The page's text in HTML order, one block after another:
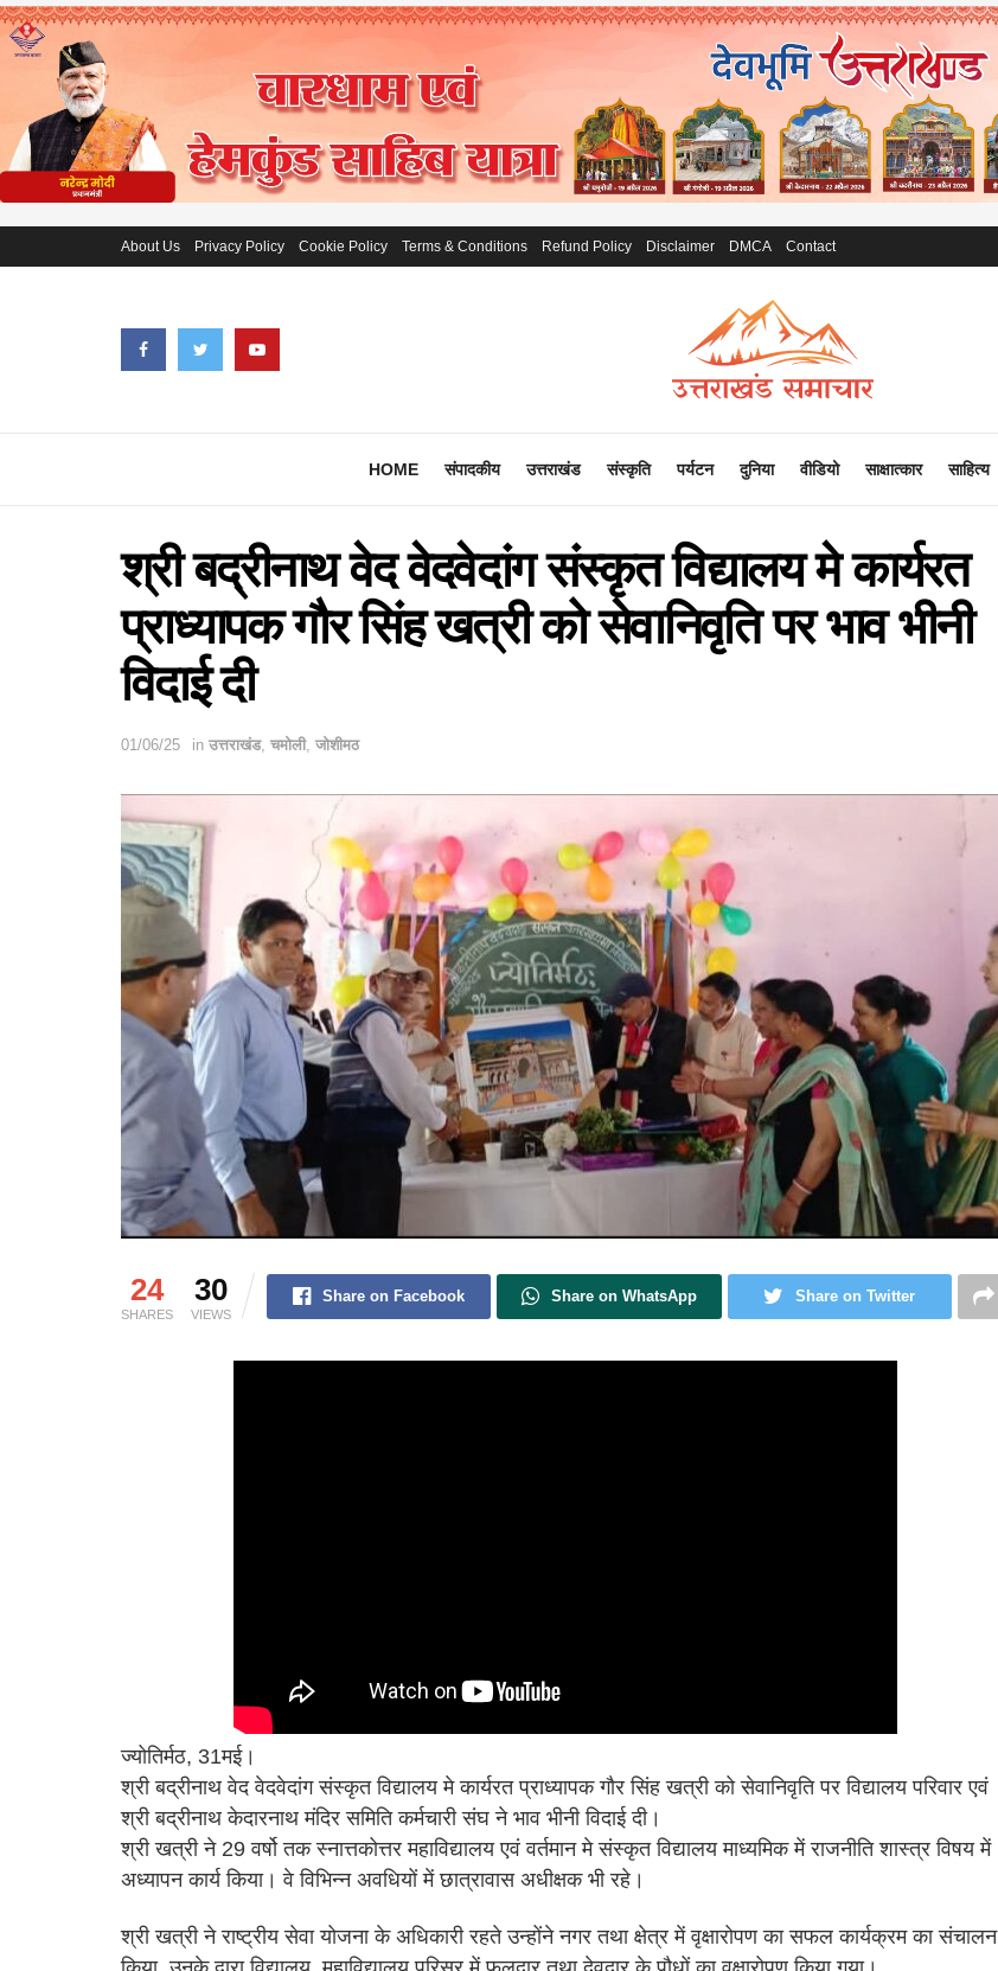
About Us Privacy Policy Cookie Policy Terms & Conditions Refund Policy Disclaimer DMCA Contact
HOME संपादकीय उत्तराखंड संस्कृति पर्यटन दुनिया वीडियो साक्षात्कार साहित्य
श्री बद्रीनाथ वेद वेदवेदांग संस्कृत विद्यालय मे कार्यरत
प्राध्यापक गौर सिंह खत्री को सेवानिवृति पर भाव भीनी
विदाई दी
01/06/25 in उत्तराखंड, चमोली, जोशीमठ
24
SHARES
30
VIEWS
Share on Facebook Share on WhatsApp Share on Twitter
ज्योतिर्मठ, 31मई।
श्री बद्रीनाथ वेद वेदवेदांग संस्कृत विद्यालय मे कार्यरत प्राध्यापक गौर सिंह खत्री को सेवानिवृति पर विद्यालय परिवार एवं
श्री बद्रीनाथ केदारनाथ मंदिर समिति कर्मचारी संघ ने भाव भीनी विदाई दी।
श्री खत्री ने 29 वर्षो तक स्नात्तकोत्तर महाविद्यालय एवं वर्तमान मे संस्कृत विद्यालय माध्यमिक में राजनीति शास्त्र विषय में
अध्यापन कार्य किया। वे विभिन्न अवधियों में छात्रावास अधीक्षक भी रहे।
श्री खत्री ने राष्ट्रीय सेवा योजना के अधिकारी रहते उन्होंने नगर तथा क्षेत्र में वृक्षारोपण का सफल कार्यक्रम का संचालन